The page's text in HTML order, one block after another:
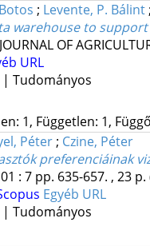
; Levente, P. Bálint
warehouse to
OF
URL
| Tudományos
1, Független: 1,
Péter; Czine, Péter
preferenciáinak
: 7 pp. 635-657. , 23 p.
Egyéb URL
| Tudományos